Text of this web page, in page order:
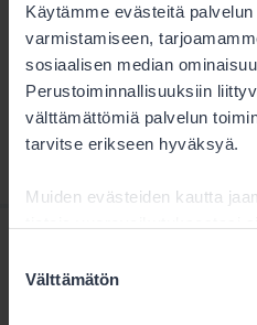
Käytämme evästeitä
varmistamiseen,
sosiaalisen median
Perustoiminnallisuuksiin
välttämättömiä palvelun
tarvitse erikseen hyväksyä.
Muiden evästeiden kautta
tietoihin, joita olet antanut
olet käyttänyt heidän
valinta
Välttämätön